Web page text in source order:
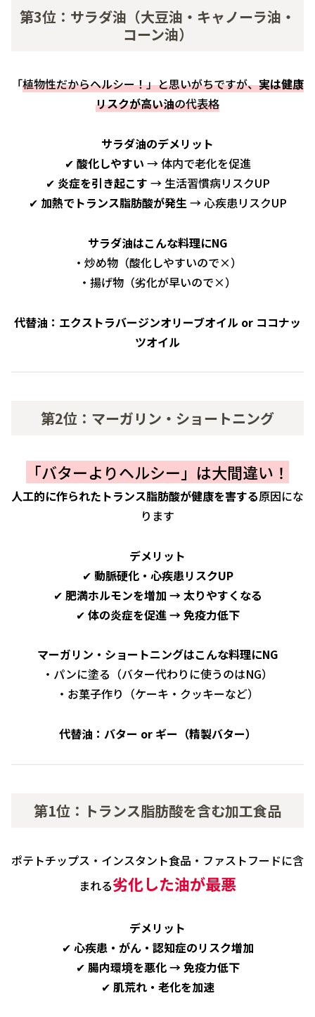
第3位：サラダ油（大豆油・キャノーラ油・
コーン油）
「植物性だからヘルシー！」と思いがちですが、実は健康
リスクが高い油の代表格
サラダ油のデメリット
✔ 酸化しやすい → 体内で老化を促進
✔ 炎症を引き起こす → 生活習慣病リスクUP
✔ 加熱でトランス脂肪酸が発生→ 心疾患リスクUP
サラダ油はこんな料理にNG
・炒め物（酸化しやすいので×）
・揚げ物（劣化が早いので×）
代替油：エクストラバージンオリーブオイル or ココナッ
ツオイル
第2位：マーガリン・ショートニング
「バターよりヘルシー」は大間違い！
人工的に作られたトランス脂肪酸が健康を害する原因にな
ります
デメリット
✔ 動脈硬化・心疾患リスクUP
✔ 肥満ホルモンを増加 → 太りやすくなる
✔ 体の炎症を促進 → 免疫力低下
マーガリン・ショートニングはこんな料理にNG
・パンに塗る（バター代わりに使うのはNG）
・お菓子作り（ケーキ・クッキーなど）
代替油：バター or ギー（精製バター）
第1位：トランス脂肪酸を含む加工食品
ポテトチップス・インスタント食品・ファストフードに含
まれる劣化した油が最悪
デメリット
✔ 心疾患・がん・認知症のリスク増加
✔ 腸内環境を悪化 → 免疫力低下
✔ 肌荒れ・老化を加速